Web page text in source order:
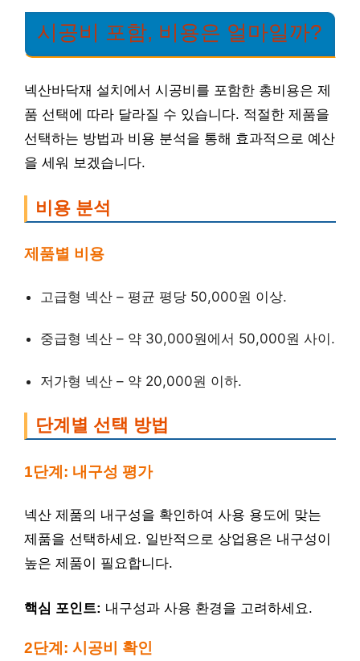
시공비 포함, 비용은 얼마일까?
넥산바닥재 설치에서 시공비를 포함한 총비용은 제
품 선택에 따라 달라질 수 있습니다. 적절한 제품을
선택하는 방법과 비용 분석을 통해 효과적으로 예산
을 세워 보겠습니다.
비용 분석
제품별 비용
고급형 넥산 – 평균 평당 50,000원 이상.
중급형 넥산 – 약 30,000원에서 50,000원 사이.
저가형 넥산 – 약 20,000원 이하.
단계별 선택 방법
1단계: 내구성 평가
넥산 제품의 내구성을 확인하여 사용 용도에 맞는
제품을 선택하세요. 일반적으로 상업용은 내구성이
높은 제품이 필요합니다.
핵심 포인트: 내구성과 사용 환경을 고려하세요.
2단계: 시공비 확인